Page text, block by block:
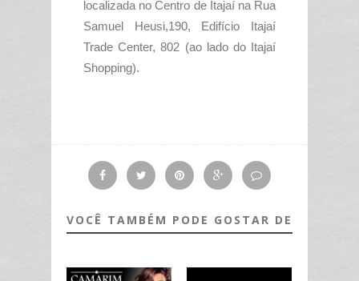
localizada no Centro de Itajaí na Rua
Samuel Heusi,190, Edifício Itajaí
Trade Center, 802 (ao lado do Itajaí
Shopping).
VOCÊ TAMBÉM PODE GOSTAR DE